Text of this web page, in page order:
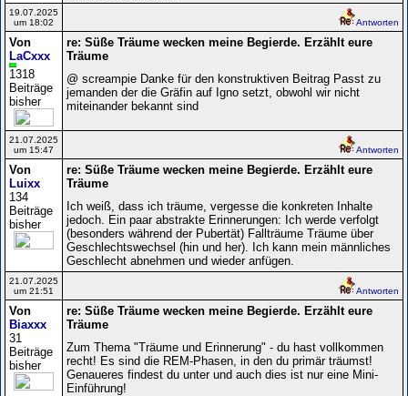
19.07.2025
um 18:02
Antworten
Von
LaCxxx
1318
Beiträge
bisher
re: Süße Träume wecken meine Begierde. Erzählt eure
Träume
@ screampie Danke für den konstruktiven Beitrag Passt zu
jemanden der die Gräfin auf Igno setzt, obwohl wir nicht
miteinander bekannt sind
21.07.2025
um 15:47
Antworten
Von
Luixx
134
Beiträge
bisher
re: Süße Träume wecken meine Begierde. Erzählt eure
Träume
Ich weiß, dass ich träume, vergesse die konkreten Inhalte
jedoch. Ein paar abstrakte Erinnerungen: Ich werde verfolgt
(besonders während der Pubertät) Fallträume Träume über
Geschlechtswechsel (hin und her). Ich kann mein männliches
Geschlecht abnehmen und wieder anfügen.
21.07.2025
um 21:51
Antworten
Von
Biaxxx
31
Beiträge
bisher
re: Süße Träume wecken meine Begierde. Erzählt eure
Träume
Zum Thema "Träume und Erinnerung" - du hast vollkommen
recht! Es sind die REM-Phasen, in den du primär träumst!
Genaueres findest du unter und auch dies ist nur eine Mini-
Einführung!